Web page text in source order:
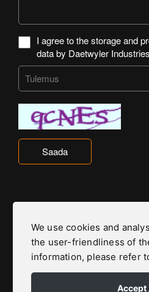
We use cookies and
the user-friendliness of
information, please refer
Accept
I agree to the storage and
data by Daetwyler
Saada
Daetwyler Industries kuulub